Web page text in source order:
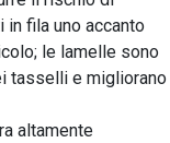
fila uno accanto
le lamelle sono
tasselli e migliorano
altamente